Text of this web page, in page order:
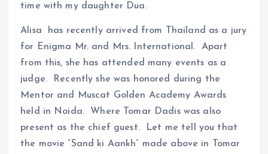
time with my daughter Dua.
Alisa has recently arrived from Thailand as a jury
for Enigma Mr. and Mrs. International. Apart
from this, she has attended many events as a
judge. Recently she was honored during the
Mentor and Muscat Golden Academy Awards
held in Noida. Where Tomar Dadis was also
present as the chief guest. Let me tell you that
the movie “Sand ki Aankh” made above in Tomar